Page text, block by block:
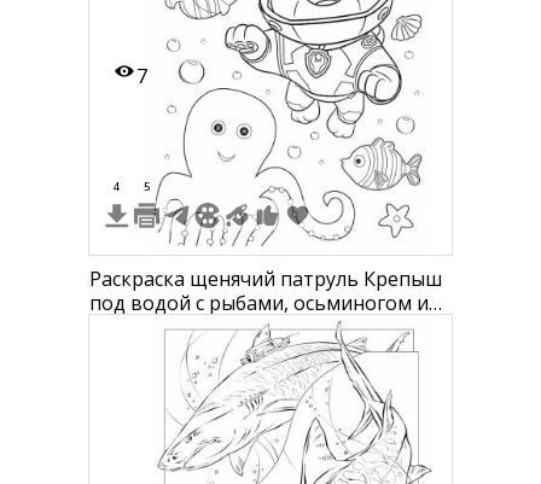
7
4 5
Раскраска щенячий патруль Крепыш
под водой с рыбами, осьминогом и
морскими звездами